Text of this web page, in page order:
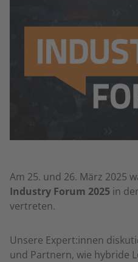
Am 25. und 26. März 2025
Industry Forum 2025 in
vertreten.
Unsere Expert:innen
und Partnern, wie hybride